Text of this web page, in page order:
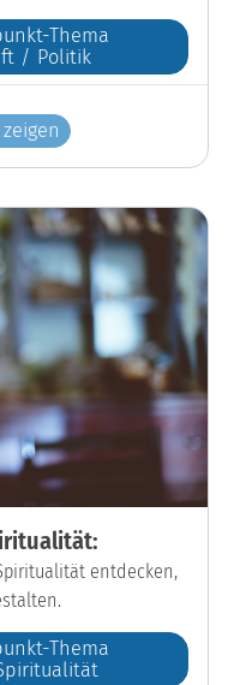
Thema
/ Politik
entdecken,
Thema